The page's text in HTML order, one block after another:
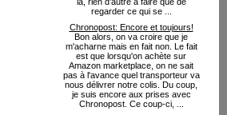
regarder ce qui se ...
Chronopost: Encore et toujours!
Bon alors, on va croire que je
m'acharne mais en fait non. Le fait
est que lorsqu'on achète sur
Amazon marketplace, on ne sait
pas à l'avance quel transporteur va
nous délivrer notre colis. Du coup,
je suis encore aux prises avec
Chronopost. Ce coup-ci, ...